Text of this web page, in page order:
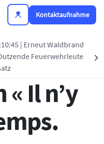
Kontaktaufnahme
| Erneut Waldbrand
Feuerwehrleute
Il n’y